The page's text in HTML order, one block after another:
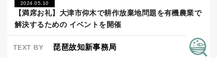
2024.05.10
【満席お礼】大津市仰木で耕作放棄地問題を有機農業で
解決するための イベントを開催
TEXT BY 琵琶故知新事務局